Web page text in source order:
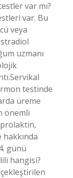
var mı?
var. Bu
veya
uzmanı
testinde
üreme
önemli
günü
hangisi?